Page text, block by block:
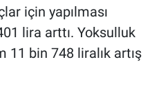
için yapılması
lira arttı. Yoksulluk
11 bin 748 liralık artış